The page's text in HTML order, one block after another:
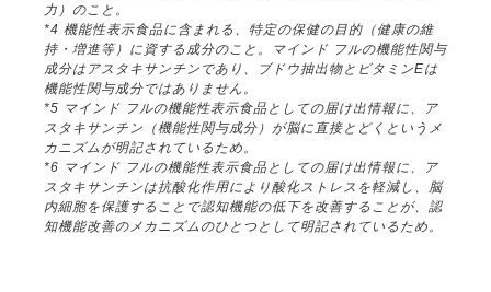
力）のこと。
*4 機能性表示食品に含まれる、特定の保健の目的（健康の維
持・増進等）に資する成分のこと。マインド フルの機能性関与
成分はアスタキサンチンであり、ブドウ抽出物とビタミンEは
機能性関与成分ではありません。
*5 マインド フルの機能性表示食品としての届け出情報に、ア
スタキサンチン（機能性関与成分）が脳に直接とどくというメ
カニズムが明記されているため。
*6 マインド フルの機能性表示食品としての届け出情報に、ア
スタキサンチンは抗酸化作用により酸化ストレスを軽減し、脳
内細胞を保護することで認知機能の低下を改善することが、認
知機能改善のメカニズムのひとつとして明記されているため。